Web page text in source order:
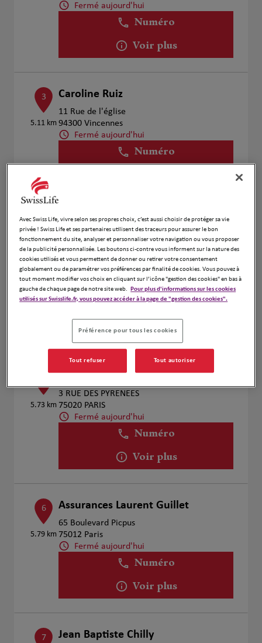
Fermé aujourd'hui
Numéro
Voir plus
3
5.11 km
Caroline Ruiz
11 Rue de l'église
94300 Vincennes
Fermé aujourd'hui
Numéro
4
5.21 km
SEBASTIEN DANIEL
13 Rue Saint Sébastien
94130 Nogent sur Marne
Fermé aujourd'hui
Numéro
Voir plus
5.73 km
Olivier LACOSTE
3 RUE DES PYRENEES
75020 PARIS
Fermé aujourd'hui
Numéro
Voir plus
6
5.79 km
Assurances Laurent Guillet
65 Boulevard Picpus
75012 Paris
Fermé aujourd'hui
Numéro
Voir plus
7 Jean Baptiste Chilly
Avec Swiss Life, vivre selon ses propres choix, c’est aussi choisir de protéger sa vie
privée ! Swiss Life et ses partenaires utilisent des traceurs pour assurer le bon
fonctionnement du site, analyser et personnaliser votre navigation ou vous proposer
de la publicité personnalisée. Les boutons ci-contre vous informent sur la nature des
cookies utilisés et vous permettent de donner ou retirer votre consentement
globalement ou de paramétrer vos préférences par finalité de cookies. Vous pouvez à
tout moment modifier vos choix en cliquant sur l’icône "gestion des cookies" en bas à
gauche de chaque page de notre site web.
Pour plus d'informations sur les cookies
utilisés sur Swisslife.fr, vous pouvez accéder à la page de "gestion des cookies".
Préférence pour tous les cookies
Tout refuser Tout autoriser